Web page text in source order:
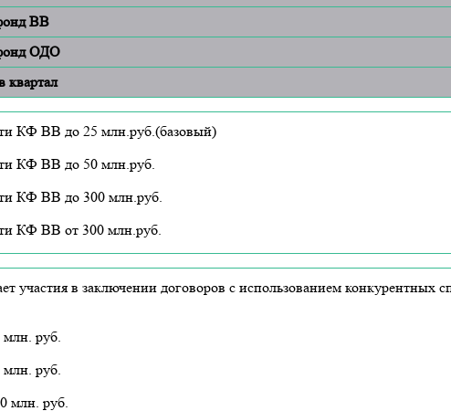
ВВ
ОДО
квартал
КФ ВВ до 25 млн.руб.(базовый)
КФ ВВ до 50 млн.руб.
КФ ВВ до 300 млн.руб.
КФ ВВ от 300 млн.руб.
участия в заключении договоров с использованием конкурентных
руб.
руб.
млн. руб.